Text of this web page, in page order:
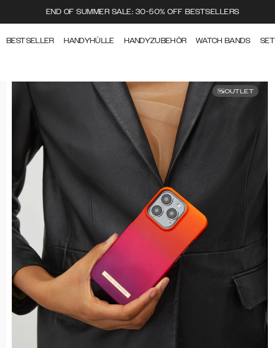
END OF SUMMER SALE: 30-50% OFF BESTSELLERS
BESTSELLER HANDYHÜLLE HANDYZUBEHÖR WATCH BANDS
OUTLET